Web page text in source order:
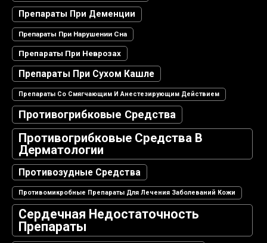
Препараты При Деменции
Препараты При Нарушении Сна
Препараты При Неврозах
Препараты При Сухом Кашле
Препараты Со Смягчающим И Анестезирующим Действием
Противогрибковые Средства
Противогрибковые Средства В
Дерматологии
Противозудные Средства
Противомикробные Препараты Для Лечения Заболеваний Кожи
Сердечная Недостаточность
Препараты